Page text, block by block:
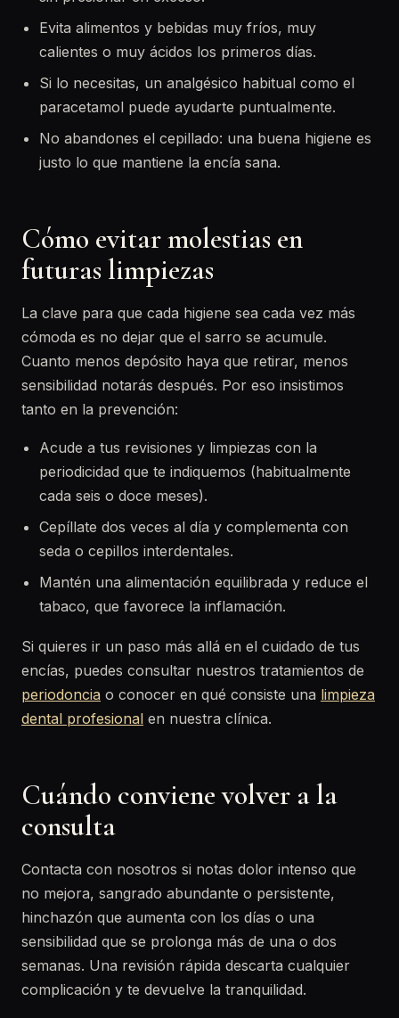
Evita alimentos y bebidas muy fríos, muy
calientes o muy ácidos los primeros días.
Si lo necesitas, un analgésico habitual como el
paracetamol puede ayudarte puntualmente.
No abandones el cepillado: una buena higiene es
justo lo que mantiene la encía sana.
Cómo evitar molestias en
futuras limpiezas
La clave para que cada higiene sea cada vez más
cómoda es no dejar que el sarro se acumule.
Cuanto menos depósito haya que retirar, menos
sensibilidad notarás después. Por eso insistimos
tanto en la prevención:
Acude a tus revisiones y limpiezas con la
periodicidad que te indiquemos (habitualmente
cada seis o doce meses).
Cepíllate dos veces al día y complementa con
seda o cepillos interdentales.
Mantén una alimentación equilibrada y reduce el
tabaco, que favorece la inflamación.
Si quieres ir un paso más allá en el cuidado de tus
encías, puedes consultar nuestros tratamientos de
periodoncia o conocer en qué consiste una limpieza
dental profesional en nuestra clínica.
Cuándo conviene volver a la
consulta
Contacta con nosotros si notas dolor intenso que
no mejora, sangrado abundante o persistente,
hinchazón que aumenta con los días o una
sensibilidad que se prolonga más de una o dos
semanas. Una revisión rápida descarta cualquier
complicación y te devuelve la tranquilidad.